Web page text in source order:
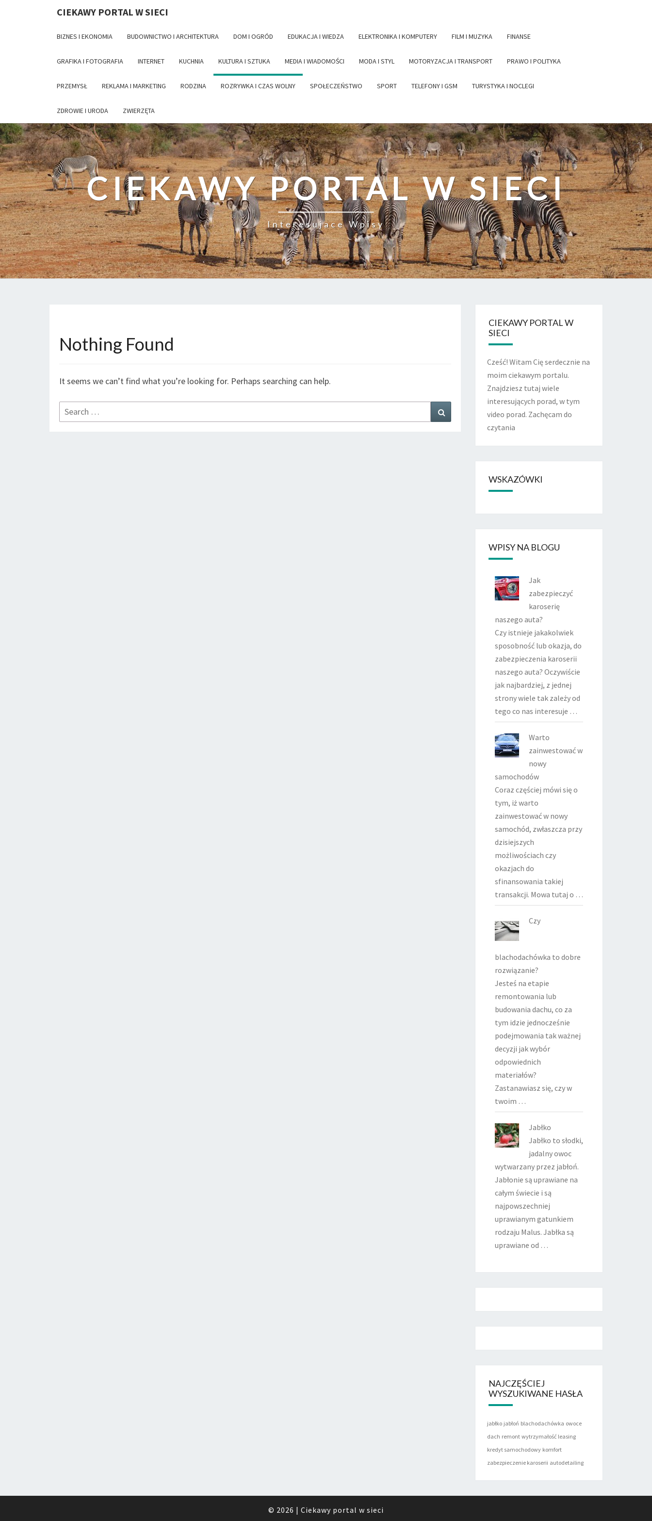
CIEKAWY PORTAL W SIECI
BIZNES I EKONOMIA BUDOWNICTWO I ARCHITEKTURA DOM I OGRÓD EDUKACJA I WIEDZA ELEKTRONIKA I KOMPUTERY FILM I MUZYKA FINANSE
GRAFIKA I FOTOGRAFIA INTERNET KUCHNIA KULTURA I SZTUKA MEDIA I WIADOMOŚCI MODA I STYL MOTORYZACJA I TRANSPORT PRAWO I POLITYKA
PRZEMYSŁ REKLAMA I MARKETING RODZINA ROZRYWKA I CZAS WOLNY SPOŁECZEŃSTWO SPORT TELEFONY I GSM TURYSTYKA I NOCLEGI
ZDROWIE I URODA ZWIERZĘTA
CIEKAWY PORTAL W SIECI
Interesujace Wpisy
Nothing
Nothing Found
It seems we can’t find what you’re looking for. Perhaps searching can help.
Search
for:
CIEKAWY PORTAL W
SIECI
Cześć! Witam Cię serdecznie na
moim ciekawym portalu.
Znajdziesz tutaj wiele
interesujących porad, w tym
video porad. Zachęcam do
czytania
WSKAZÓWKI
WPISY NA BLOGU
Jak
zabezpieczyć
karoserię
naszego auta?
Czy istnieje jakakolwiek
sposobność lub okazja, do
zabezpieczenia karoserii
naszego auta? Oczywiście
jak najbardziej, z jednej
strony wiele tak zależy od
tego co nas interesuje …
Warto
zainwestować w
nowy
samochodów
Coraz częściej mówi się o
tym, iż warto
zainwestować w nowy
samochód, zwłaszcza przy
dzisiejszych
możliwościach czy
okazjach do
sfinansowania takiej
transakcji. Mowa tutaj o …
Czy
blachodachówka to dobre
rozwiązanie?
Jesteś na etapie
remontowania lub
budowania dachu, co za
tym idzie jednocześnie
podejmowania tak ważnej
decyzji jak wybór
odpowiednich
materiałów?
Zastanawiasz się, czy w
twoim …
Jabłko
Jabłko to słodki,
jadalny owoc
wytwarzany przez jabłoń.
Jabłonie są uprawiane na
całym świecie i są
najpowszechniej
uprawianym gatunkiem
rodzaju Malus. Jabłka są
uprawiane od …
NAJCZĘŚCIEJ
WYSZUKIWANE HASŁA
jabłko jabłoń blachodachówka owoce
dach remont wytrzymałość leasing
kredyt samochodowy komfort
zabezpieczenie karoserii autodetailing
© 2026 | Ciekawy portal w sieci